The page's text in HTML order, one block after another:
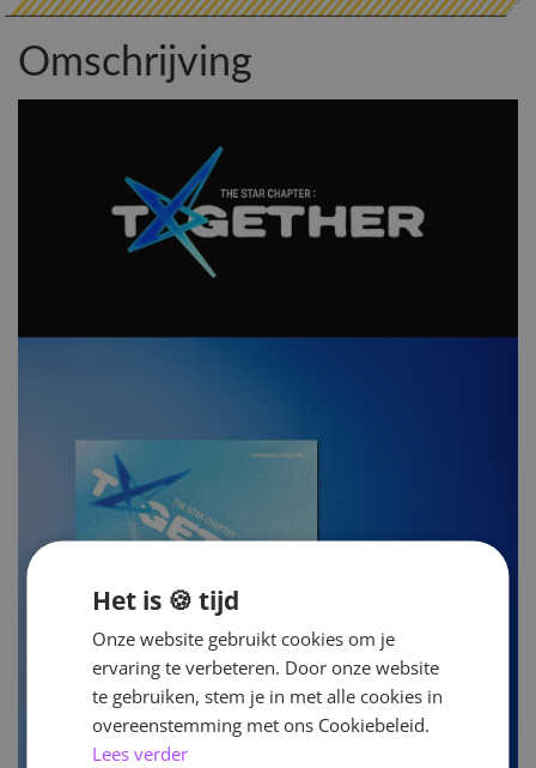
Omschrijving
Het is 🍪 tijd
Onze website gebruikt cookies om je
ervaring te verbeteren. Door onze website
te gebruiken, stem je in met alle cookies in
overeenstemming met ons Cookiebeleid.
Lees verder